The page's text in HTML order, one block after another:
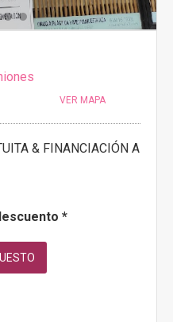
VER MAPA
& FINANCIACIÓN A
*